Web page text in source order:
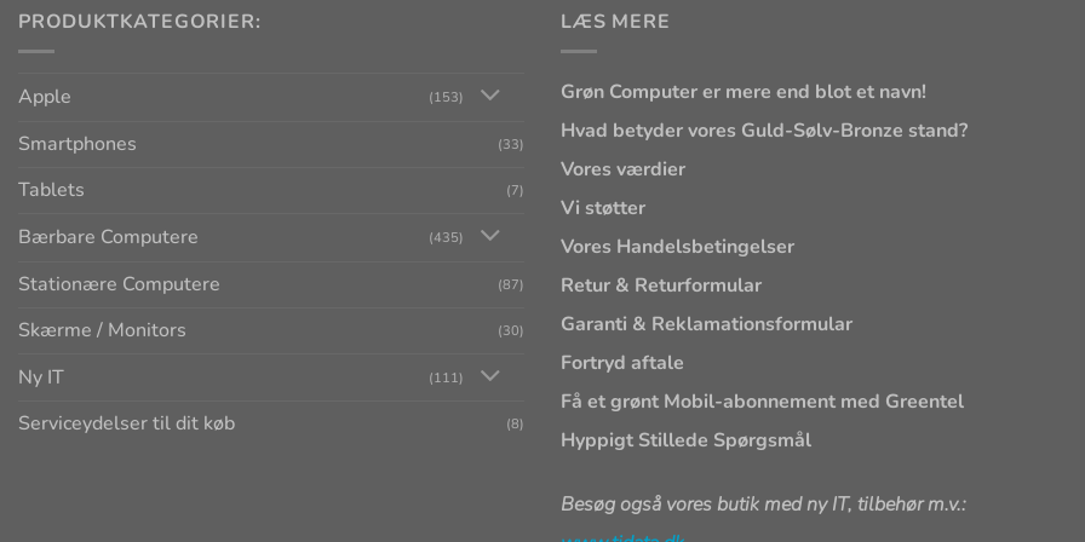
PRODUKTKATEGORIER:
Apple (153)
Smartphones (33)
Tablets (7)
Bærbare Computere (435)
Stationære Computere (87)
Skærme / Monitors (30)
Ny IT (111)
Serviceydelser til dit køb (8)
LÆS MERE
Grøn Computer er mere end blot et navn!
Hvad betyder vores Guld-Sølv-Bronze stand?
Vores værdier
Vi støtter
Vores Handelsbetingelser
Retur & Returformular
Garanti & Reklamationsformular
Fortryd aftale
Få et grønt Mobil-abonnement med Greentel
Hyppigt Stillede Spørgsmål
Besøg også vores butik med ny IT, tilbehør m.v.: